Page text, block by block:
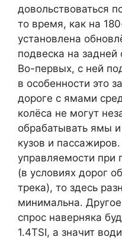
довольствоваться
то время, как на
установлена
подвеска на
Во-первых, с ней
в особенности это
дороге с ямами
колёса не могут
обрабатывать ямы
кузов и
управляемости при
(в условиях дорог
трека), то здесь
минимальна.
спрос наверняка
1.4TSI, а значит